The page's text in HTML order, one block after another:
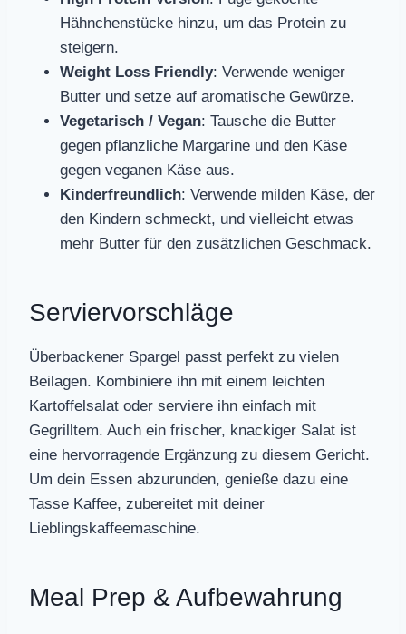
Hähnchenstücke hinzu, um das Protein zu
steigern.
Weight Loss Friendly: Verwende weniger
Butter und setze auf aromatische Gewürze.
Vegetarisch / Vegan: Tausche die Butter
gegen pflanzliche Margarine und den Käse
gegen veganen Käse aus.
Kinderfreundlich: Verwende milden Käse, der
den Kindern schmeckt, und vielleicht etwas
mehr Butter für den zusätzlichen Geschmack.
Serviervorschläge
Überbackener Spargel passt perfekt zu vielen
Beilagen. Kombiniere ihn mit einem leichten
Kartoffelsalat oder serviere ihn einfach mit
Gegrilltem. Auch ein frischer, knackiger Salat ist
eine hervorragende Ergänzung zu diesem Gericht.
Um dein Essen abzurunden, genieße dazu eine
Tasse Kaffee, zubereitet mit deiner
Lieblingskaffeemaschine.
Meal Prep & Aufbewahrung